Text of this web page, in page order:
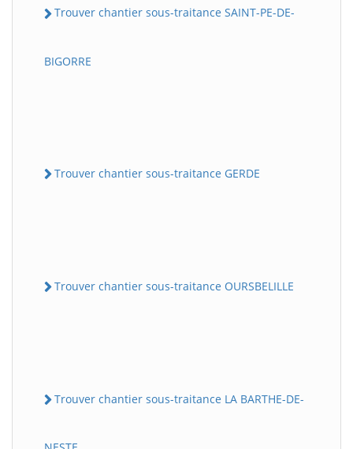
Trouver chantier sous-traitance SAINT-PE-DE-
BIGORRE
Trouver chantier sous-traitance GERDE
Trouver chantier sous-traitance OURSBELILLE
Trouver chantier sous-traitance LA BARTHE-DE-